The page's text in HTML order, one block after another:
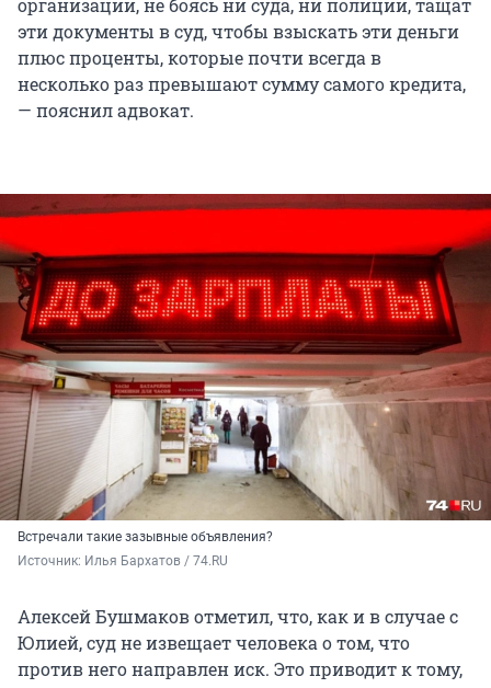
организации, не боясь ни суда, ни полиции, тащат
эти документы в суд, чтобы взыскать эти деньги
плюс проценты, которые почти всегда в
несколько раз превышают сумму самого кредита,
— пояснил адвокат.
Встречали такие зазывные объявления?
Источник: Илья Бархатов / 74.RU
Алексей Бушмаков отметил, что, как и в случае с
Юлией, суд не извещает человека о том, что
против него направлен иск. Это приводит к тому,